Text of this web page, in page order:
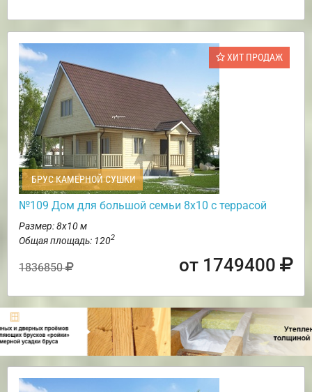
ХИТ ПРОДАЖ
БРУС КАМЕРНОЙ СУШКИ
№109 Дом для большой семьи 8х10 с террасой
Размер: 8х10 м
Общая площадь: 1202
1836850 от 1749400